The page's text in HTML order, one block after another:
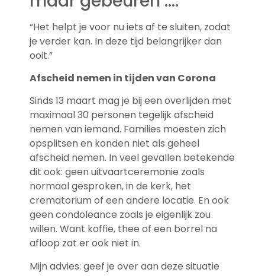
“Het helpt je voor nu iets af te sluiten, zodat
je verder kan. In deze tijd belangrijker dan
ooit.”
Afscheid nemen in tijden van Corona
Sinds 13 maart mag je bij een overlijden met
maximaal 30 personen tegelijk afscheid
nemen van iemand. Families moesten zich
opsplitsen en konden niet als geheel
afscheid nemen. In veel gevallen betekende
dit ook: geen uitvaartceremonie zoals
normaal gesproken, in de kerk, het
crematorium of een andere locatie. En ook
geen condoleance zoals je eigenlijk zou
willen. Want koffie, thee of een borrel na
afloop zat er ook niet in.
Mijn advies: geef je over aan deze situatie